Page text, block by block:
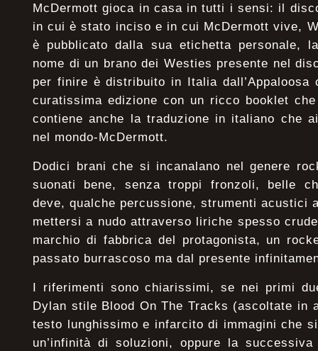
McDermott gioca in casa in tutti i sensi: il
in cui è stato inciso e in cui McDermott vive,
è pubblicato dalla sua etichetta personale,
nome di un brano dei Westies presente nel
per finire è distribuito in Italia dall’Appaloosa
curatissima edizione con un ricco booklet
contiene anche la traduzione in italiano che
nel mondo-McDermott.
Dodici brani che si incanalano nel genere
suonati bene, senza troppi fronzoli, belle
deve, qualche percussione, strumenti acustici
mettersi a nudo attraverso liriche spesso
marchio di fabbrica del protagonista, un
passato burrascoso ma dal presente
I riferimenti sono chiarissimi, se nei primi
Dylan stile Blood On The Tracks (ascoltate in
testo lunghissimo e infarcito di immagini che
un’infinità di soluzioni, oppure la